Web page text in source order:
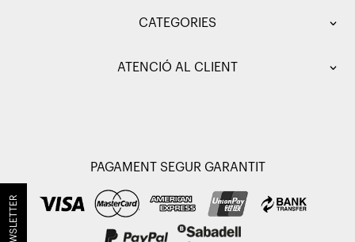
CATEGORIES
ATENCIÓ AL CLIENT
PAGAMENT SEGUR GARANTIT